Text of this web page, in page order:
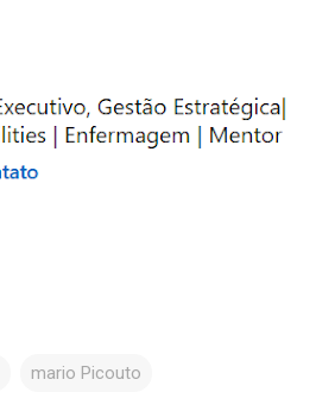
mario Picouto